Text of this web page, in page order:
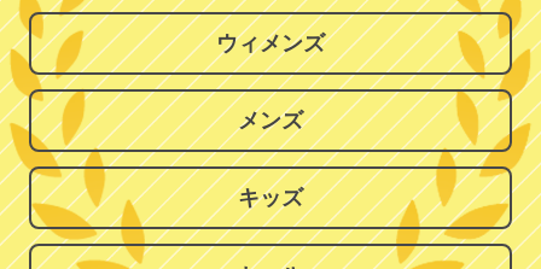
ウィメンズ
メンズ
キッズ